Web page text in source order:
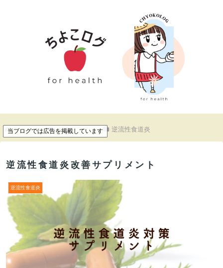
当ブログでは広告を掲載しています
ホーム 病気のこと 逆流性食道炎
逆流性食道炎改善サプリメント
逆流性食道炎